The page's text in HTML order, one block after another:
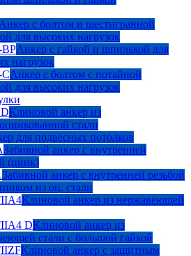
Анкер с болтом и шестигранной
для высоких нагрузок
BPАнкер с гайкой и шпилькой для
нагрузок
Анкер с болтом с потайной
для высоких нагрузок
Клиновой анкер из
стали
для подвесных потолков
Забивной анкер с внутренней
(цинк)
Забивной анкер с внутренней резьбой
из оц. стали
Клиновой анкер из нержавеющей
DКлиновой анкер из
стали с большой гайкой
Клиновой анкер с защитным